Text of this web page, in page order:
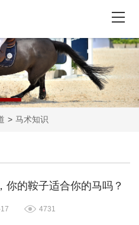
马术知识
你的鞍子适合你的马吗？
4731